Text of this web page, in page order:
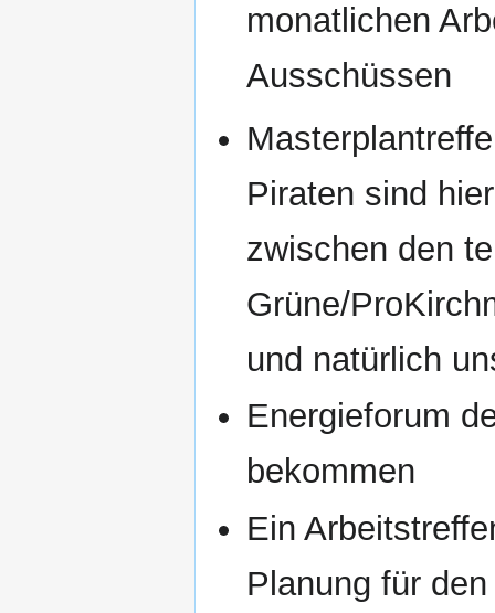
monatlichen
Ausschüssen
Piraten sind
zwischen den
Grüne/
und natürlich
Energieforum
bekommen
Ein
Planung für